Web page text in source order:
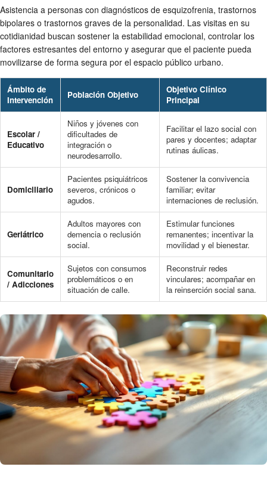
Asistencia a personas con diagnósticos de esquizofrenia, trastornos
bipolares o trastornos graves de la personalidad. Las visitas en su
cotidianidad buscan sostener la estabilidad emocional, controlar los
factores estresantes del entorno y asegurar que el paciente pueda
movilizarse de forma segura por el espacio público urbano.
Ámbito de
Intervención
Población Objetivo
Objetivo Clínico
Principal
Escolar /
Educativo
Niños y jóvenes con
dificultades de
integración o
neurodesarrollo.
Facilitar el lazo social con
pares y docentes; adaptar
rutinas áulicas.
Domiciliario
Pacientes psiquiátricos
severos, crónicos o
agudos.
Sostener la convivencia
familiar; evitar
internaciones de reclusión.
Geriátrico
Adultos mayores con
demencia o reclusión
social.
Estimular funciones
remanentes; incentivar la
movilidad y el bienestar.
Comunitario
/ Adicciones
Sujetos con consumos
problemáticos o en
situación de calle.
Reconstruir redes
vinculares; acompañar en
la reinserción social sana.